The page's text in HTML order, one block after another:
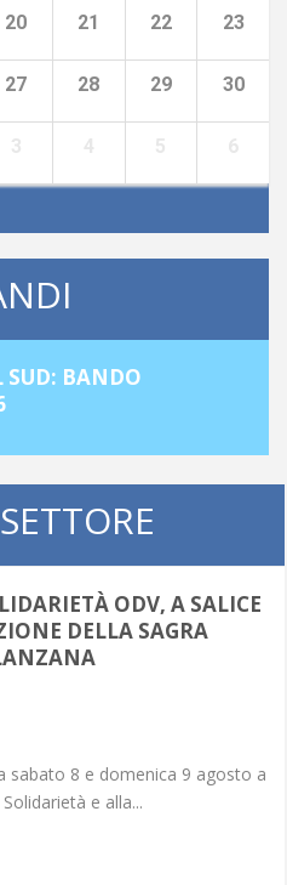
20 21 22 23
27 28 29 30
PER ME, UN
DI SECONDA
ODV, A SALICE
DELLA SAGRA
sabato 8 e domenica 9 agosto a
e alla...